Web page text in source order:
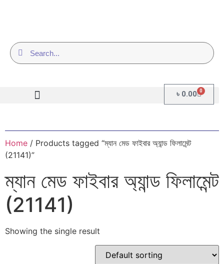
৳ 0.00 0
Home / Products tagged “ম্যান মেড ফাইবার অ্যান্ড ফিলামেন্ট
(21141)”
ম্যান মেড ফাইবার অ্যান্ড ফিলামেন্ট
(21141)
Showing the single result